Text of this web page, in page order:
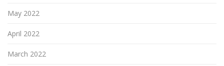
May 2022
April 2022
March 2022